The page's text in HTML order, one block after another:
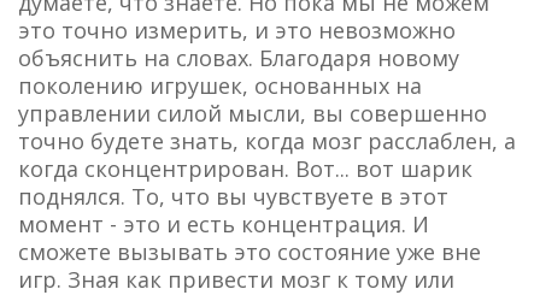
это точно измерить, и это невозможно
объяснить на словах. Благодаря новому
поколению игрушек, основанных на
управлении силой мысли, вы совершенно
точно будете знать, когда мозг расслаблен, а
когда сконцентрирован. Вот... вот шарик
поднялся. То, что вы чувствуете в этот
момент - это и есть концентрация. И
сможете вызывать это состояние уже вне
игр. Зная как привести мозг к тому или